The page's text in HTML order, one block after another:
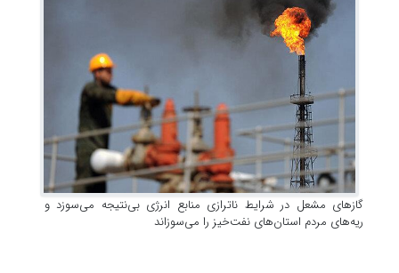
گاز‌های مشعل در شرایط ناترازی منابع انرژی بی‌نتیجه می‌سوزد و
ریه‌های مردم استان‌های نفت‌خیز را می‌سوزاند